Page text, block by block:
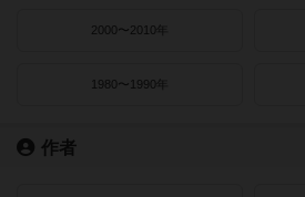
2000〜2010年
1980〜1990年
作者